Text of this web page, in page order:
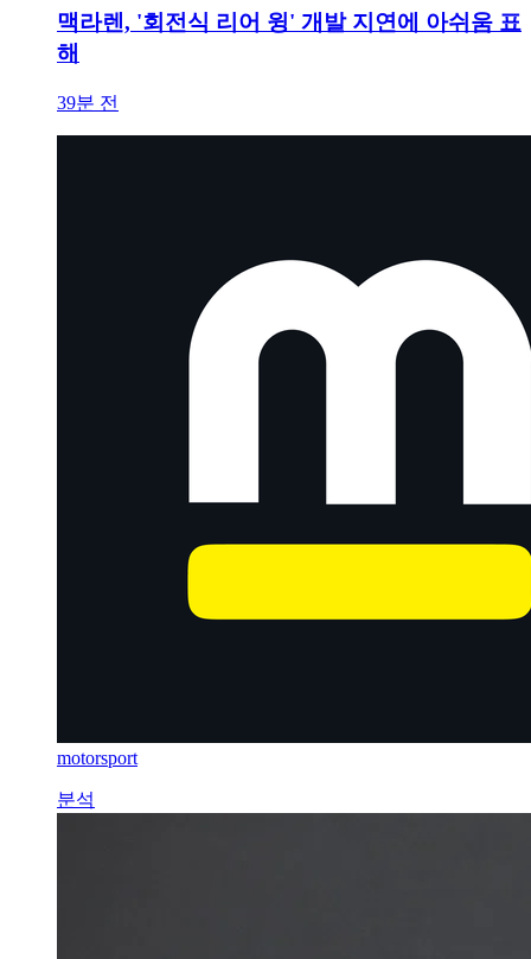
맥라렌, '회전식 리어 윙' 개발 지연에 아쉬움 표
해
39분 전
motorsport
분석